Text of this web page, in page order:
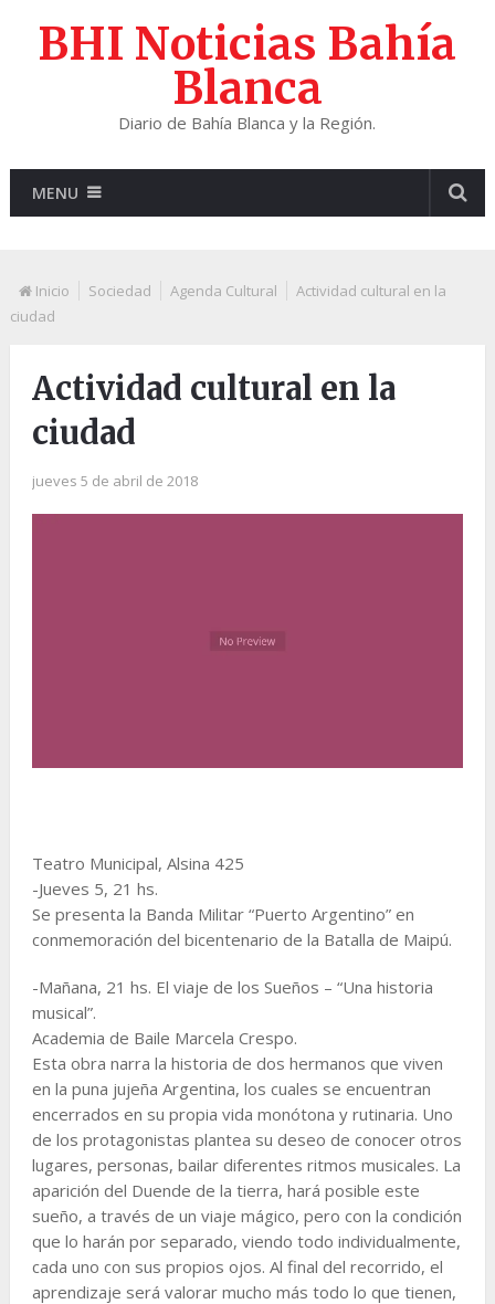
BHI Noticias Bahía
Blanca
Diario de Bahía Blanca y la Región.
MENU
Inicio Sociedad Agenda Cultural
Actividad cultural en la
ciudad
Actividad cultural en la
ciudad
jueves 5 de abril de 2018
Teatro Municipal, Alsina 425
-Jueves 5, 21 hs.
Se presenta la Banda Militar “Puerto Argentino” en
conmemoración del bicentenario de la Batalla de Maipú.
-Mañana, 21 hs. El viaje de los Sueños – “Una historia
musical”.
Academia de Baile Marcela Crespo.
Esta obra narra la historia de dos hermanos que viven
en la puna jujeña Argentina, los cuales se encuentran
encerrados en su propia vida monótona y rutinaria. Uno
de los protagonistas plantea su deseo de conocer otros
lugares, personas, bailar diferentes ritmos musicales. La
aparición del Duende de la tierra, hará posible este
sueño, a través de un viaje mágico, pero con la condición
que lo harán por separado, viendo todo individualmente,
cada uno con sus propios ojos. Al final del recorrido, el
aprendizaje será valorar mucho más todo lo que tienen,